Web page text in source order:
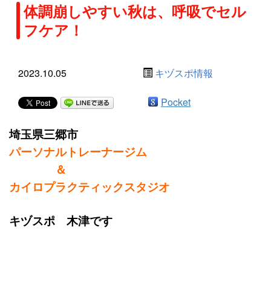
体調崩しやすい秋は、呼吸でセル
フケア！
2023.10.05 キヅスポ情報
Pocket
埼玉県三郷市
パーソナルトレーナージム
＆
カイロプラクティックスタジオ
キヅスポ 木津です